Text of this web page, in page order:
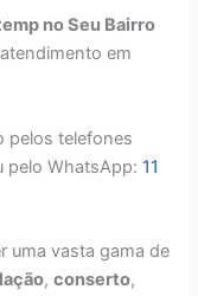
no Seu Bairro
em
pelos telefones
pelo WhatsApp:11
uma vasta gama de
,conserto,